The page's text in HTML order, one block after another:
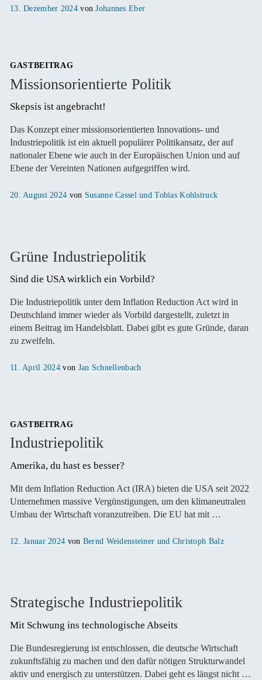
Veröffentlicht
13. Dezember 2024 vonJohannes Eber
GASTBEITRAG
Missionsorientierte Politik
Skepsis ist angebracht!
Das Konzept einer missionsorientierten Innovations- und
Industriepolitik ist ein aktuell populärer Politikansatz, der auf
nationaler Ebene wie auch in der Europäischen Union und auf
Ebene der Vereinten Nationen aufgegriffen wird.
Veröffentlicht
20. August 2024 von Susanne Cassel und Tobias Kohlstruck
Grüne Industriepolitik
Sind die USA wirklich ein Vorbild?
Die Industriepolitik unter dem Inflation Reduction Act wird in
Deutschland immer wieder als Vorbild dargestellt, zuletzt in
einem Beitrag im Handelsblatt. Dabei gibt es gute Gründe, daran
zu zweifeln.
Veröffentlicht
11. April 2024 von Jan Schnellenbach
GASTBEITRAG
Industriepolitik
Amerika, du hast es besser?
Mit dem Inflation Reduction Act (IRA) bieten die USA seit 2022
Unternehmen massive Vergünstigungen, um den klimaneutralen
Umbau der Wirtschaft voranzutreiben. Die EU hat mit …
Veröffentlicht
12. Januar 2024 von Bernd Weidensteiner und Christoph Balz
Strategische Industriepolitik
Mit Schwung ins technologische Abseits
Die Bundesregierung ist entschlossen, die deutsche Wirtschaft
zukunftsfähig zu machen und den dafür nötigen Strukturwandel
aktiv und energisch zu unterstützen. Dabei geht es längst nicht …